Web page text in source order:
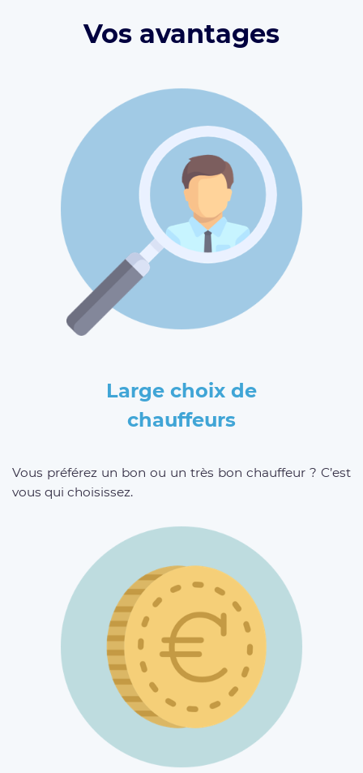
Vos avantages
Large choix de
chauffeurs
Vous préférez un bon ou un très bon chauffeur ? C’est
vous qui choisissez.